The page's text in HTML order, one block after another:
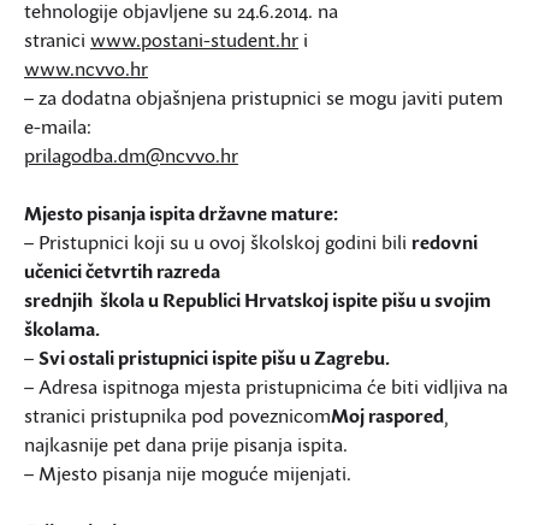
tehnologije objavljene su 24.6.2014. na
stranici www.postani-student.hr i
www.ncvvo.hr
– za dodatna objašnjena pristupnici se mogu javiti putem
e-maila:
prilagodba.dm@ncvvo.hr
Mjesto pisanja ispita državne mature:
– Pristupnici koji su u ovoj školskoj godini bili redovni
učenici četvrtih razreda
srednjih škola u Republici Hrvatskoj ispite pišu u svojim
školama.
–Svi ostali pristupnici ispite pišu u Zagrebu.
– Adresa ispitnoga mjesta pristupnicima će biti vidljiva na
stranici pristupnika pod poveznicomMoj raspored,
najkasnije pet dana prije pisanja ispita.
– Mjesto pisanja nije moguće mijenjati.